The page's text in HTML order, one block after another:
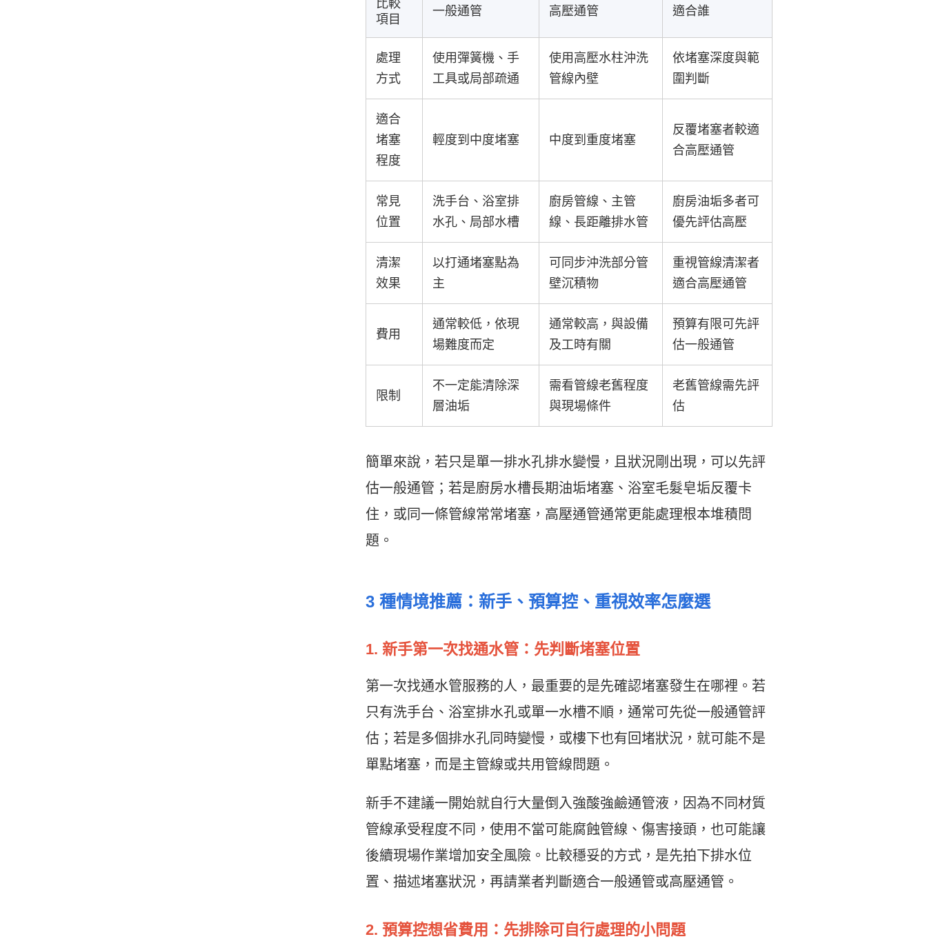
比較
項目
一般通管 高壓通管 適合誰
處理
方式
使用彈簧機、手
工具或局部疏通
使用高壓水柱沖洗
管線內壁
依堵塞深度與範
圍判斷
適合
堵塞
程度
輕度到中度堵塞 中度到重度堵塞
反覆堵塞者較適
合高壓通管
常見
位置
洗手台、浴室排
水孔、局部水槽
廚房管線、主管
線、長距離排水管
廚房油垢多者可
優先評估高壓
清潔
效果
以打通堵塞點為
主
可同步沖洗部分管
壁沉積物
重視管線清潔者
適合高壓通管
費用
通常較低，依現
場難度而定
通常較高，與設備
及工時有關
預算有限可先評
估一般通管
限制
不一定能清除深
層油垢
需看管線老舊程度
與現場條件
老舊管線需先評
估
簡單來說，若只是單一排水孔排水變慢，且狀況剛出現，可以先評
估一般通管；若是廚房水槽長期油垢堵塞、浴室毛髮皂垢反覆卡
住，或同一條管線常常堵塞，高壓通管通常更能處理根本堆積問
題。
3 種情境推薦：新手、預算控、重視效率怎麼選
1. 新手第一次找通水管：先判斷堵塞位置
第一次找通水管服務的人，最重要的是先確認堵塞發生在哪裡。若
只有洗手台、浴室排水孔或單一水槽不順，通常可先從一般通管評
估；若是多個排水孔同時變慢，或樓下也有回堵狀況，就可能不是
單點堵塞，而是主管線或共用管線問題。
新手不建議一開始就自行大量倒入強酸強鹼通管液，因為不同材質
管線承受程度不同，使用不當可能腐蝕管線、傷害接頭，也可能讓
後續現場作業增加安全風險。比較穩妥的方式，是先拍下排水位
置、描述堵塞狀況，再請業者判斷適合一般通管或高壓通管。
2. 預算控想省費用：先排除可自行處理的小問題